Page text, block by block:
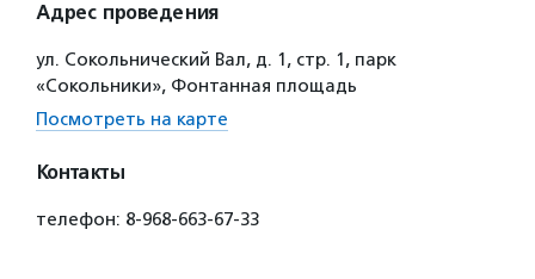
Адрес проведения
ул. Сокольнический Вал, д. 1, стр. 1, парк
«Сокольники», Фонтанная площадь
Посмотреть на карте
Контакты
телефон: 8-968-663-67-33